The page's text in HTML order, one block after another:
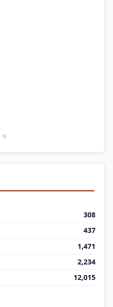
308
437
1,471
2,234
12,015